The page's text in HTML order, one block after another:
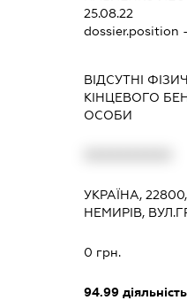
25.08.22
dossier.position -
ВІДСУТНІ
КІНЦЕВОГО
ОСОБИ
УКРАЇНА,
НЕМИРІВ,
0 грн.
94.99